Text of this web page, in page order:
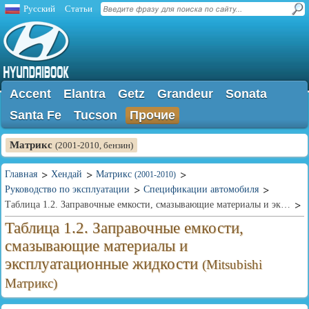
Русский Статьи
Accent Elantra Getz Grandeur
Sonata
Santa Fe
Tucson Прочие
Матрикс (2001-2010, бензин)
Главная Хендай Матрикс (2001-2010)
Руководство по эксплуатации
Спецификации автомобиля
Таблица 1.2. Заправочные емкости, смазывающие материалы и эксплуатационные жидкости
Таблица 1.2. Заправочные емкости,
смазывающие материалы и
эксплуатационные жидкости (Mitsubishi
Матрикс)